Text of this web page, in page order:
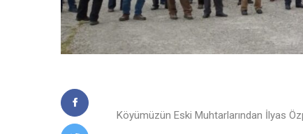
Köyümüzün Eski Muhtarlarından İlyas